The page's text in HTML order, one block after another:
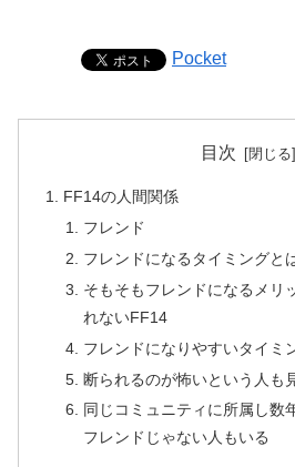
Pocket
目次
FF14の人間関係
フレンド
フレンドになるタイミングと
そもそもフレンドになるメリ
れないFF14
フレンドになりやすいタイミ
断られるのが怖いという人も
同じコミュニティに所属し数
フレンドじゃない人もいる